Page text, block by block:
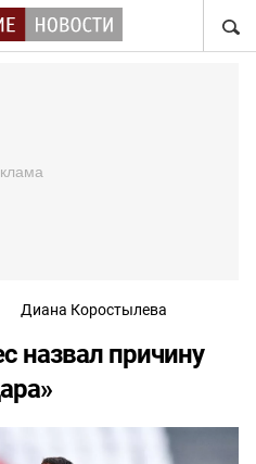
Диана Коростылева
назвал причину